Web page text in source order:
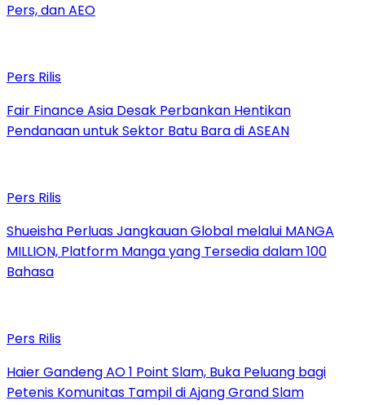
Pers, dan AEO
Pers Rilis
Fair Finance Asia Desak Perbankan Hentikan
Pendanaan untuk Sektor Batu Bara di ASEAN
Pers Rilis
Shueisha Perluas Jangkauan Global melalui MANGA
MILLION, Platform Manga yang Tersedia dalam 100
Bahasa
Pers Rilis
Haier Gandeng AO 1 Point Slam, Buka Peluang bagi
Petenis Komunitas Tampil di Ajang Grand Slam